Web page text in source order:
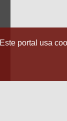
Este portal usa